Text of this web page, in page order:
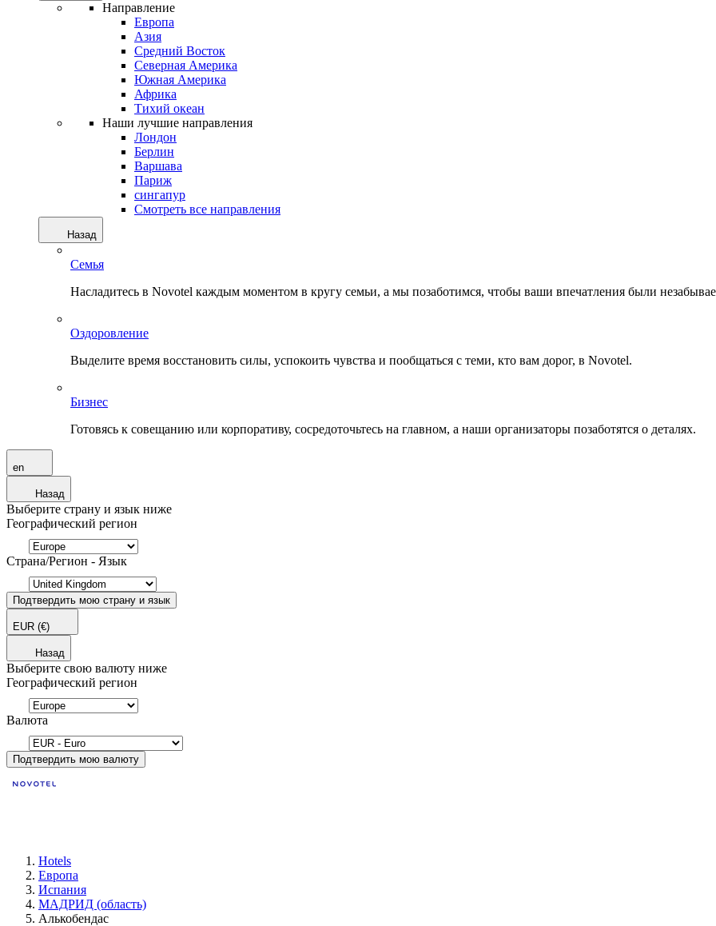
Направление
Европа
Азия
Средний Восток
Северная Америка
Южная Америка
Африка
Тихий океан
Наши лучшие направления
Лондон
Берлин
Варшава
Париж
сингапур
Смотреть все направления
Назад
Семья
Насладитесь в Novotel каждым моментом в кругу семьи, а мы позаботимся, чтобы ваши впечатления были
Оздоровление
Выделите время восстановить силы, успокоить чувства и пообщаться с теми, кто вам дорог, в Novotel.
Бизнес
Готовясь к совещанию или корпоративу, сосредоточьтесь на главном, а наши организаторы позаботятся о деталях.
en
Назад
Выберите страну и язык ниже
Географический регион
Страна/Регион - Язык
Подтвердить мою страну и язык
EUR (€)
Назад
Выберите свою валюту ниже
Географический регион
Валюта
Подтвердить мою валюту
Hotels
Европа
Испания
МАДРИД (область)
Алькобендас